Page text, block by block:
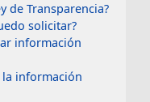
de Transparencia?
solicitar?
información
la información